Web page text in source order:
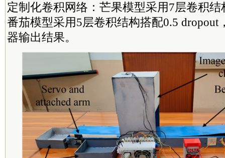
定制化卷积网络：芒果模型采用7层卷积结
番茄模型采用5层卷积结构搭配0.5 dropout
器输出结果。